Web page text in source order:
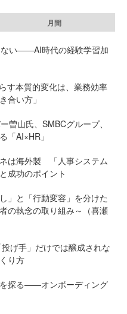
月間
い——AI時代の経験学習加
す本質的変化は、業務効率
合い方」
曽山氏、SMBCグループ、
「AI×HR」
は海外製 「人事システム
成功のポイント
」と「行動変容」を分けた
の執念の取り組み～（喜瀬
げ手」だけでは醸成されな
り方
を探る——オンボーディング